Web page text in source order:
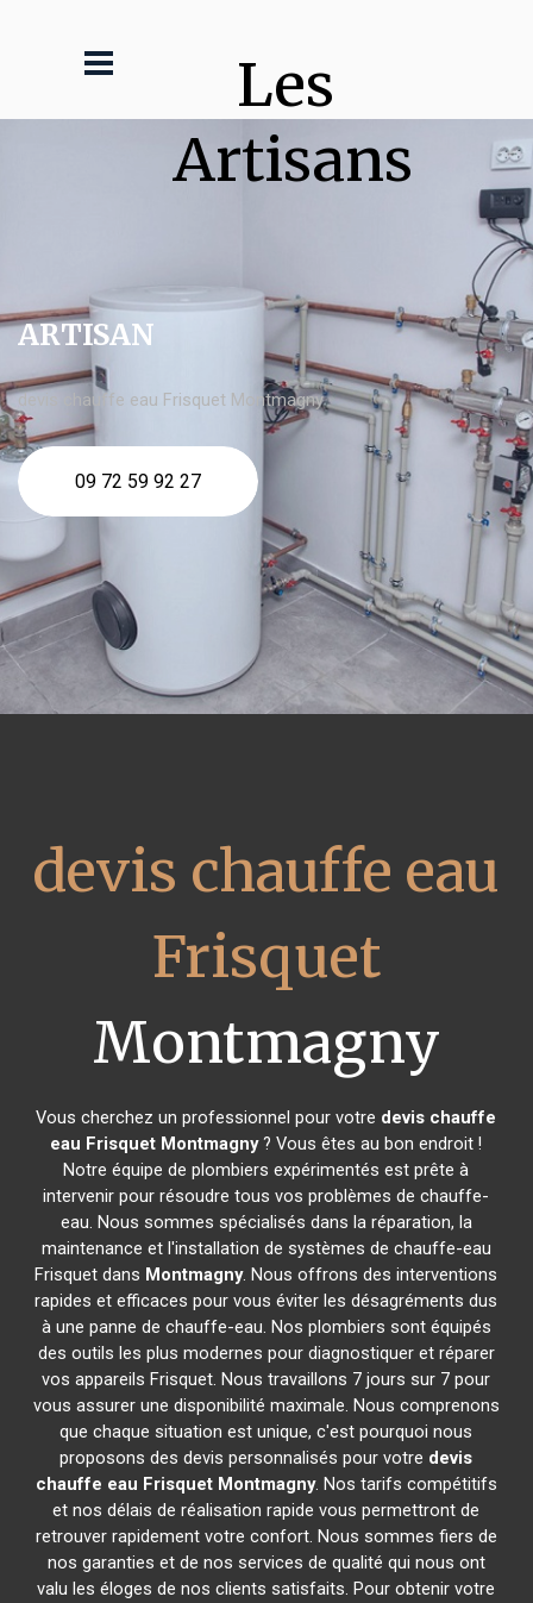
Les
Artisans
ARTISAN
devis chauffe eau Frisquet Montmagny
09 72 59 92 27
devis chauffe eau
Frisquet
Montmagny
Vous cherchez un professionnel pour votre devis chauffe
eau Frisquet Montmagny? Vous êtes au bon endroit !
Notre équipe de plombiers expérimentés est prête à
intervenir pour résoudre tous vos problèmes de chauffe-
eau. Nous sommes spécialisés dans la réparation, la
maintenance et l'installation de systèmes de chauffe-eau
Frisquet dans Montmagny. Nous offrons des interventions
rapides et efficaces pour vous éviter les désagréments dus
à une panne de chauffe-eau. Nos plombiers sont équipés
des outils les plus modernes pour diagnostiquer et réparer
vos appareils Frisquet. Nous travaillons 7 jours sur 7 pour
vous assurer une disponibilité maximale. Nous comprenons
que chaque situation est unique, c'est pourquoi nous
proposons des devis personnalisés pour votre devis
chauffe eau Frisquet Montmagny. Nos tarifs compétitifs
et nos délais de réalisation rapide vous permettront de
retrouver rapidement votre confort. Nous sommes fiers de
nos garanties et de nos services de qualité qui nous ont
valu les éloges de nos clients satisfaits. Pour obtenir votre